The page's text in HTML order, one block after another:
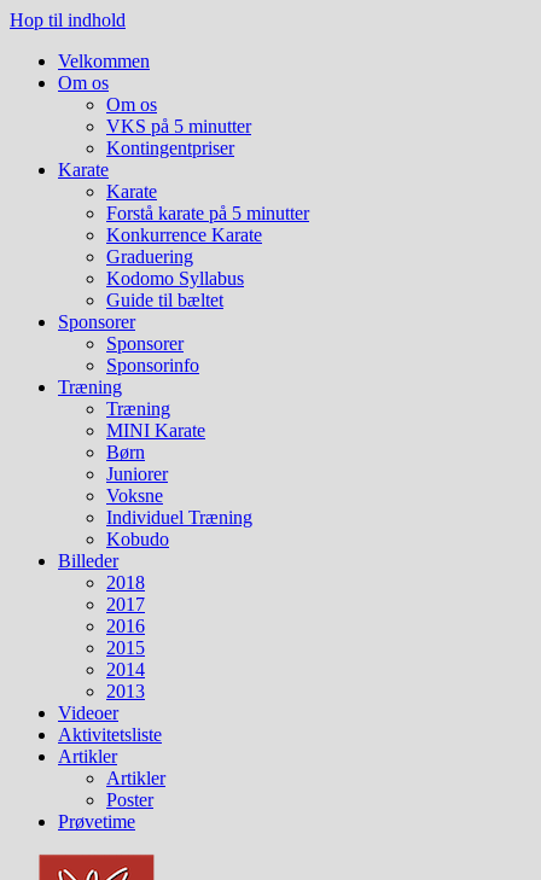
Hop til indhold
Velkommen
Om os
Om os
VKS på 5 minutter
Kontingentpriser
Karate
Karate
Forstå karate på 5 minutter
Konkurrence Karate
Graduering
Kodomo Syllabus
Guide til bæltet
Sponsorer
Sponsorer
Sponsorinfo
Træning
Træning
MINI Karate
Børn
Juniorer
Voksne
Individuel Træning
Kobudo
Billeder
2018
2017
2016
2015
2014
2013
Videoer
Aktivitetsliste
Artikler
Artikler
Poster
Prøvetime